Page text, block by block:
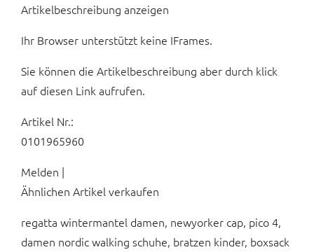
Artikelbeschreibung anzeigen
Ihr Browser unterstützt keine IFrames.
Sie können die Artikelbeschreibung aber durch klick
auf diesen Link aufrufen.
Artikel Nr.:
0101965960
Melden |
Ähnlichen Artikel verkaufen
regatta wintermantel damen, newyorker cap, pico 4,
damen nordic walking schuhe, bratzen kinder, boxsack